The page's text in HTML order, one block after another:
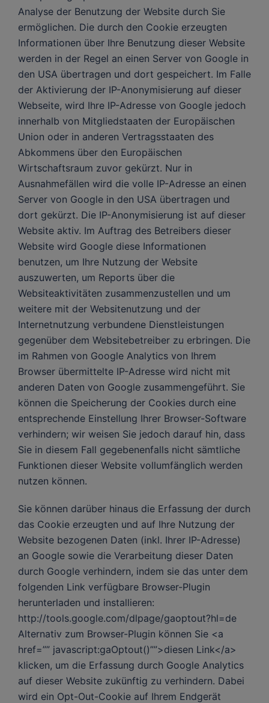
Analyse der Benutzung der Website durch Sie
ermöglichen. Die durch den Cookie erzeugten
Informationen über Ihre Benutzung dieser Website
werden in der Regel an einen Server von Google in
den USA übertragen und dort gespeichert. Im Falle
der Aktivierung der IP-Anonymisierung auf dieser
Webseite, wird Ihre IP-Adresse von Google jedoch
innerhalb von Mitgliedstaaten der Europäischen
Union oder in anderen Vertragsstaaten des
Abkommens über den Europäischen
Wirtschaftsraum zuvor gekürzt. Nur in
Ausnahmefällen wird die volle IP-Adresse an einen
Server von Google in den USA übertragen und
dort gekürzt. Die IP-Anonymisierung ist auf dieser
Website aktiv. Im Auftrag des Betreibers dieser
Website wird Google diese Informationen
benutzen, um Ihre Nutzung der Website
auszuwerten, um Reports über die
Websiteaktivitäten zusammenzustellen und um
weitere mit der Websitenutzung und der
Internetnutzung verbundene Dienstleistungen
gegenüber dem Websitebetreiber zu erbringen. Die
im Rahmen von Google Analytics von Ihrem
Browser übermittelte IP-Adresse wird nicht mit
anderen Daten von Google zusammengeführt. Sie
können die Speicherung der Cookies durch eine
entsprechende Einstellung Ihrer Browser-Software
verhindern; wir weisen Sie jedoch darauf hin, dass
Sie in diesem Fall gegebenenfalls nicht sämtliche
Funktionen dieser Website vollumfänglich werden
nutzen können.
Sie können darüber hinaus die Erfassung der durch
das Cookie erzeugten und auf Ihre Nutzung der
Website bezogenen Daten (inkl. Ihrer IP-Adresse)
an Google sowie die Verarbeitung dieser Daten
durch Google verhindern, indem sie das unter dem
folgenden Link verfügbare Browser-Plugin
herunterladen und installieren:
http://tools.google.com/dlpage/gaoptout?hl=de
Alternativ zum Browser-Plugin können Sie <a
href=”” javascript:gaOptout()””>diesen Link</a>
klicken, um die Erfassung durch Google Analytics
auf dieser Website zukünftig zu verhindern. Dabei
wird ein Opt-Out-Cookie auf Ihrem Endgerät